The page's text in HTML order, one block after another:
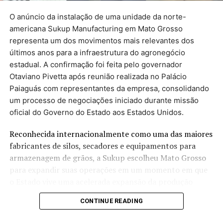
governantes. Veja os critérios. Quando o mandato
termina, em dezembro, o levantamento é atualizado.
Veja abaixo as promessas
separadas por temas:
Saúde
Segurança Pública
Administração
O anúncio da instalação de uma unidade da norte-
americana Sukup Manufacturing em Mato Grosso
representa um dos movimentos mais relevantes dos
últimos anos para a infraestrutura do agronegócio
estadual. A confirmação foi feita pelo governador
Otaviano Pivetta após reunião realizada no Palácio
Paiaguás com representantes da empresa, consolidando
um processo de negociações iniciado durante missão
oficial do Governo do Estado aos Estados Unidos.
Reconhecida internacionalmente como uma das maiores
fabricantes de silos, secadores e equipamentos para
armazenagem de grãos, a Sukup escolheu Mato Grosso
para expandir suas operações em um momento em que
agrícola e enfrenta um dos maiores desafios do setor: a
insuficiência da capacidade de armazenagem diante do
CONTINUE READING